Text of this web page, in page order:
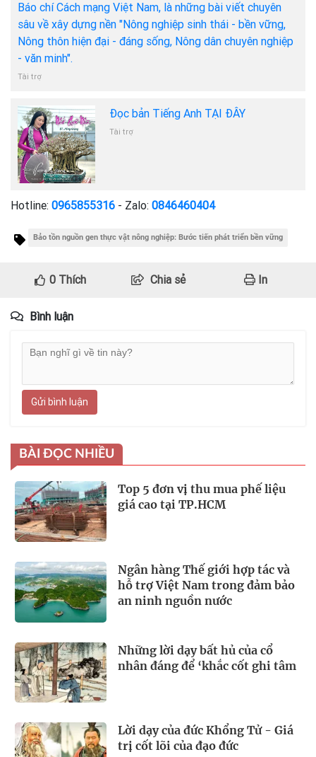
Báo chí Cách mạng Việt Nam, là những bài viết chuyên
sâu về xây dựng nền "Nông nghiệp sinh thái - bền vững,
Nông thôn hiện đại - đáng sống, Nông dân chuyên nghiệp
- văn minh".
Tài trợ
Đọc bản Tiếng Anh TẠI ĐÂY
Tài trợ
Hotline: 0965855316 - Zalo: 0846460404
Bảo tồn nguồn gen thực vật nông nghiệp: Bước tiến phát triển bền vững
0Thích Chia sẻ In
Bình luận
Gửi bình luận
BÀI ĐỌC NHIỀU
Top 5 đơn vị thu mua phế liệu
giá cao tại TP.HCM
Ngân hàng Thế giới hợp tác và
hỗ trợ Việt Nam trong đảm bảo
an ninh nguồn nước
Những lời dạy bất hủ của cổ
nhân đáng để ‘khắc cốt ghi tâm
Lời dạy của đức Khổng Tử - Giá
trị cốt lõi của đạo đức